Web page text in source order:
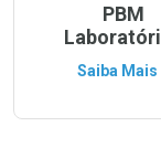
PBM
Saiba Mais